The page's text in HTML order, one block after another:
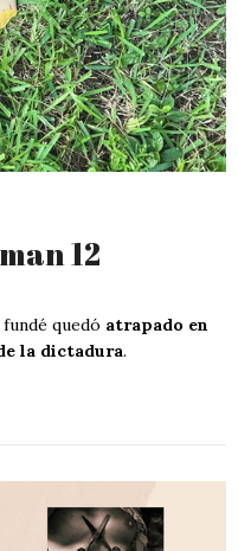
12
quedó atrapado en
la dictadura.